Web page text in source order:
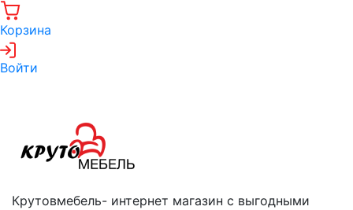
Корзина
Войти
Крутовмебель- интернет магазин с выгодными